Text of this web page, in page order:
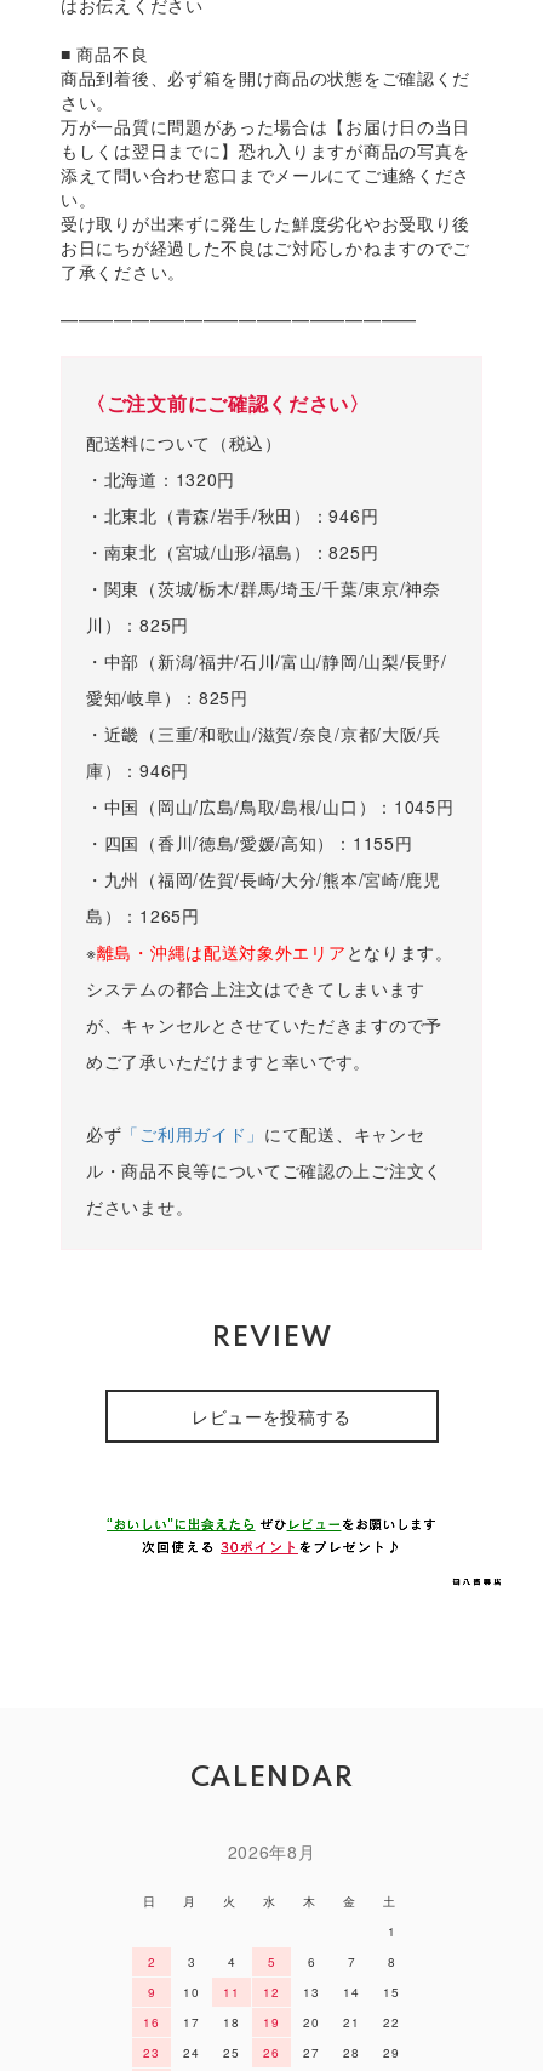
■ 商品不良
商品到着後、必ず箱を開け商品の状態をご確認くだ
さい。
万が一品質に問題があった場合は【お届け日の当日
もしくは翌日までに】恐れ入りますが商品の写真を
添えて問い合わせ窓口までメールにてご連絡くださ
い。
受け取りが出来ずに発生した鮮度劣化やお受取り後
お日にちが経過した不良はご対応しかねますのでご
了承ください。
━━━━━━━━━━━━━━━━━━━━
〈ご注文前にご確認ください〉
配送料について（税込）
・北海道：1320円
・北東北（青森/岩手/秋田）：946円
・南東北（宮城/山形/福島）：825円
・関東（茨城/栃木/群馬/埼玉/千葉/東京/神奈
川）：825円
・中部（新潟/福井/石川/富山/静岡/山梨/長野/
愛知/岐阜）：825円
・近畿（三重/和歌山/滋賀/奈良/京都/大阪/兵
庫）：946円
・中国（岡山/広島/鳥取/島根/山口）：1045円
・四国（香川/徳島/愛媛/高知）：1155円
・九州（福岡/佐賀/長崎/大分/熊本/宮崎/鹿児
島）：1265円
※離島・沖縄は配送対象外エリア となります。
システムの都合上注文はできてしまいます
が、キャンセルとさせていただきますので予
めご了承いただけますと幸いです。
必ず 「ご利用ガイド」 にて配送、キャンセ
ル・商品不良等についてご確認の上ご注文く
ださいませ。
REVIEW
レビューを投稿する
CALENDAR
2026年8月
日 月 火 水 木 金
土
1
2
3 4 5 6 7
8
9
10 11 12 13 14
15
16
17 18 19 20 21
22
23
24 25 26 27 28
29